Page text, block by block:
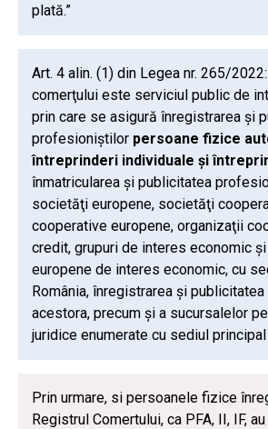
plată.”
Art. 4 alin. (1) din Legea nr. 265/2022:
comerţului este serviciul public de
prin care se asigură înregistrarea şi
profesioniştilor persoane fizice
întreprinderi individuale şi
înmatricularea şi publicitatea
societăţi europene, societăţi
cooperative europene, organizaţii
credit, grupuri de interes economic
europene de interes economic, cu
România, înregistrarea şi
acestora, precum şi a sucursalelor
juridice enumerate cu sediul
Prin urmare, si persoanele fizice
Registrul Comertului, ca PFA, II, IF,